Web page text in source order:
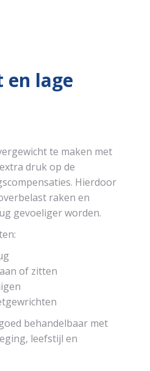
en lage
te maken met
druk op de
Hierdoor
raken en
gevoeliger worden.
of zitten
behandelbaar met
leefstijl en